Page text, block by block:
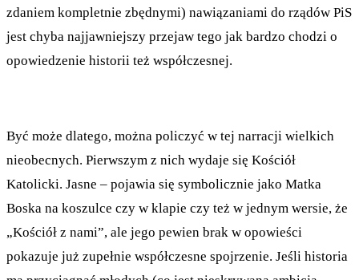
zdaniem kompletnie zbędnymi) nawiązaniami do rządów PiS
jest chyba najjawniejszy przejaw tego jak bardzo chodzi o
opowiedzenie historii też współczesnej.
Być może dlatego, można policzyć w tej narracji wielkich
nieobecnych. Pierwszym z nich wydaje się Kościół
Katolicki. Jasne – pojawia się symbolicznie jako Matka
Boska na koszulce czy w klapie czy też w jednym wersie, że
„Kościół z nami”, ale jego pewien brak w opowieści
pokazuje już zupełnie współczesne spojrzenie. Jeśli historia